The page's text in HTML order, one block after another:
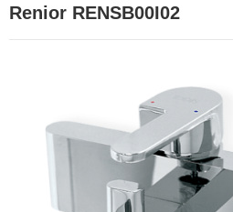
Renior RENSB00I02